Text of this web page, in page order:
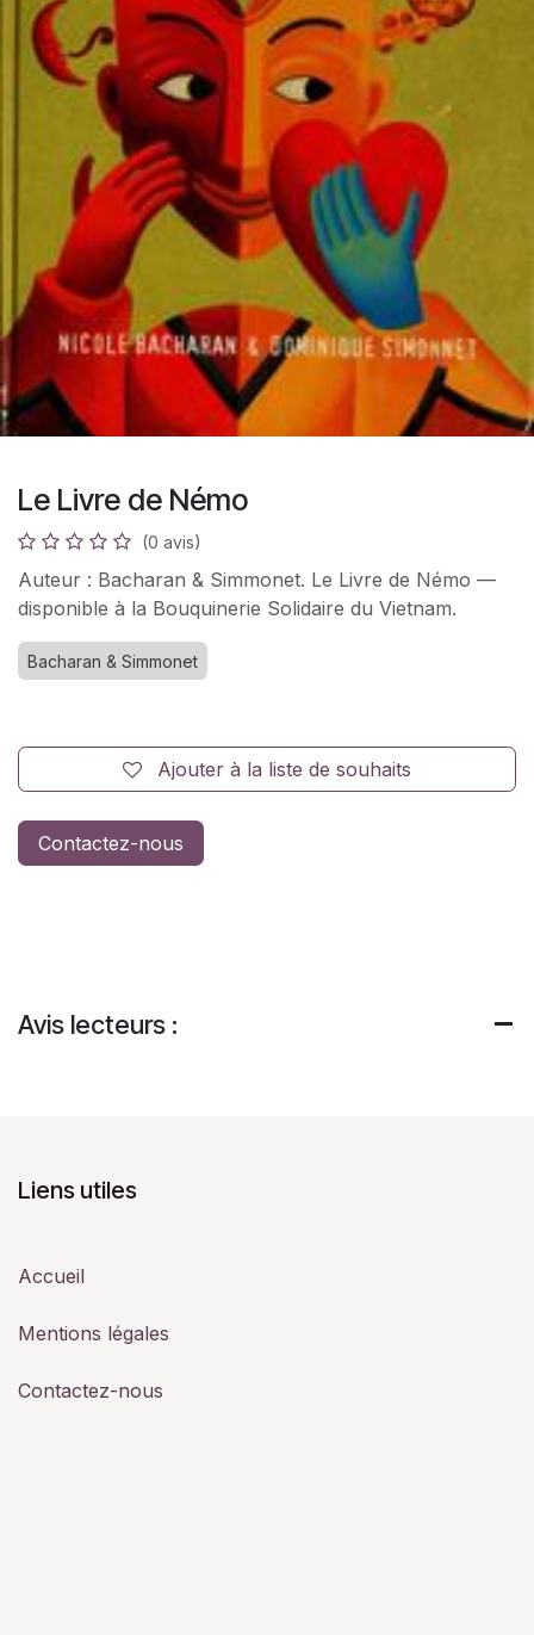
Le Livre de Némo
(0 avis)
Auteur : Bacharan & Simmonet. Le Livre de Némo —
disponible à la Bouquinerie Solidaire du Vietnam.
Bacharan & Simmonet
Ajouter à la liste de souhaits
Contactez-nous
Avis lecteurs :
Liens utiles
Accueil
Mentions légales
Contactez-nous